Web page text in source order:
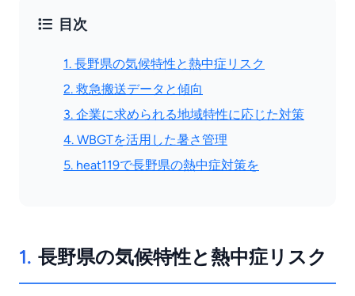
目次
1. 長野県の気候特性と熱中症リスク
2. 救急搬送データと傾向
3. 企業に求められる地域特性に応じた対策
4. WBGTを活用した暑さ管理
5. heat119で長野県の熱中症対策を
1. 長野県の気候特性と熱中症リスク